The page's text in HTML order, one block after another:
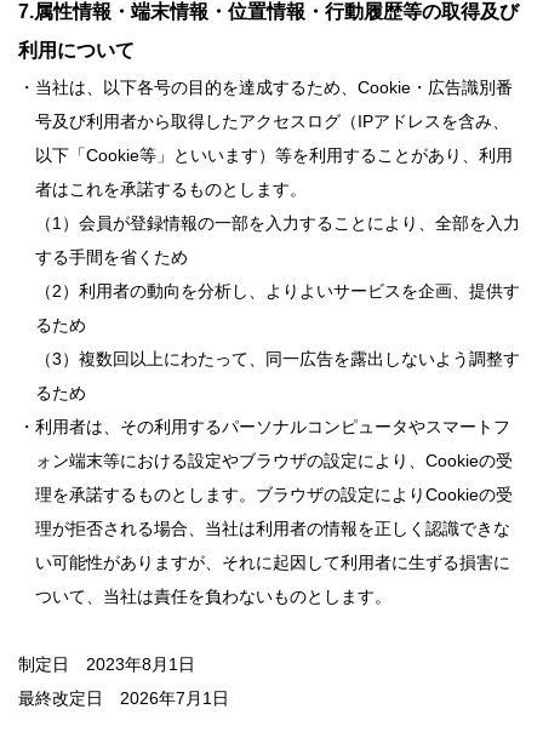
7.属性情報・端末情報・位置情報・行動履歴等の取得及び
利用について
・当社は、以下各号の目的を達成するため、Cookie・広告識別番
号及び利用者から取得したアクセスログ（IPアドレスを含み、
以下「Cookie等」といいます）等を利用することがあり、利用
者はこれを承諾するものとします。
（1）会員が登録情報の一部を入力することにより、全部を入力
する手間を省くため
（2）利用者の動向を分析し、よりよいサービスを企画、提供す
るため
（3）複数回以上にわたって、同一広告を露出しないよう調整す
るため
・利用者は、その利用するパーソナルコンピュータやスマートフ
ォン端末等における設定やブラウザの設定により、Cookieの受
理を承諾するものとします。ブラウザの設定によりCookieの受
理が拒否される場合、当社は利用者の情報を正しく認識できな
い可能性がありますが、それに起因して利用者に生ずる損害に
ついて、当社は責任を負わないものとします。
制定日 2023年8月1日
最終改定日 2026年7月1日